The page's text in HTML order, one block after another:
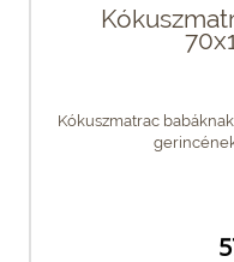
Kókuszmatrac